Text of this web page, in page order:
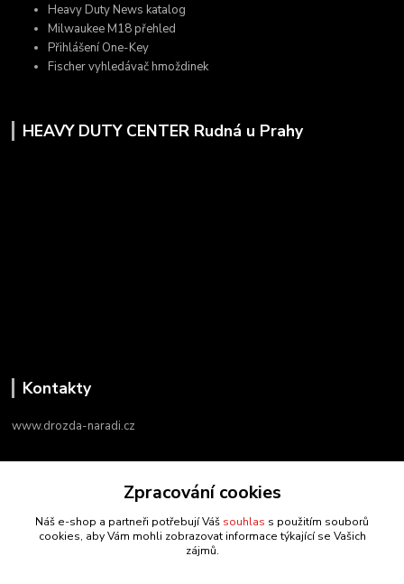
Heavy Duty News katalog
Milwaukee M18 přehled
Přihlášení One-Key
Fischer vyhledávač hmoždinek
HEAVY DUTY CENTER Rudná u Prahy
Kontakty
www.drozda-naradi.cz
info@drozda-naradi.cz
Zpracování cookies
Náš e-shop a partneři potřebují Váš souhlas s použitím souborů
cookies, aby Vám mohli zobrazovat informace týkající se Vašich
zájmů.